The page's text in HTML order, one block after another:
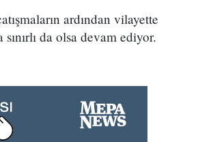
ardından vilayette
da olsa devam ediyor.